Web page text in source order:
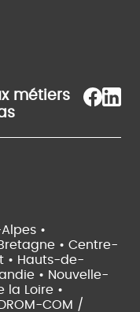
métiers
•
• Centre-
• Hauts-de-
• Nouvelle-
la Loire •
DROM-COM /